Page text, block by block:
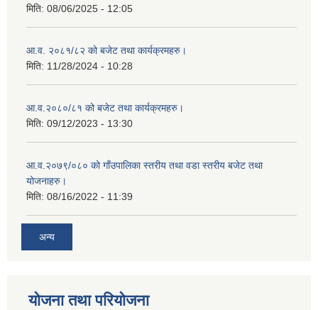
मिति: 08/06/2025 - 12:05
आ.व. २०८१/८२ को बजेट तथा कार्यक्रमहरु।
मिति: 11/28/2024 - 10:28
आ.व.२०८०/८१ को बजेट तथा कार्यक्रमहरु।
मिति: 09/12/2023 - 13:30
आ.व.२०७९/०८० को गाँउपालिका स्तरीय तथा वडा स्तरीय बजेट तथा
योजनाहरु।
मिति: 08/16/2022 - 11:39
अन्य
योजना तथा परियोजना